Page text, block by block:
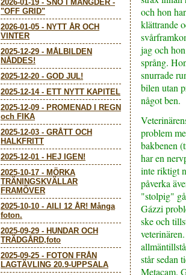
2026-01-19 - SNÖ I MÄNGDER -
"OFF GRID"
2026-01-05 - NYTT ÅR OCH
VINTER
2025-12-29 - MÅLBILDEN
NÅDDES!
2025-12-20 - GOD JUL!
2025-12-14- ETT NYTT KAPITEL
2025-12-09 - PROMENAD I REGN
och FIKA
2025-12-03 - GRÅTT OCH
HALKFRITT
2025-12-01 - HEJ IGEN!
2025-10-17 - MÖRKA
TRÄNINGSKVÄLLAR
FRAMÖVER
2025-10-10 - AILI 12 ÅR! Många
foton.
2025-09-29 - HUNDAR OCH
TRÄDGÅRD,foto
2025-09-25 - FOTON FRÅN
LAGTÄVLING 20.9-UPPSALA
och hon
klättrande
jag och
språng.
snurrade
bilen utan
något ben.
problem
bakbenen
har en
inte riktigt
påverka
"stolpig"
Gázzi
ske och
står sedan
Metacam.